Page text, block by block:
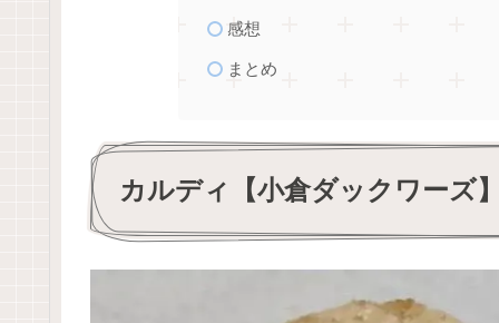
感想
まとめ
カルディ【小倉ダックワーズ